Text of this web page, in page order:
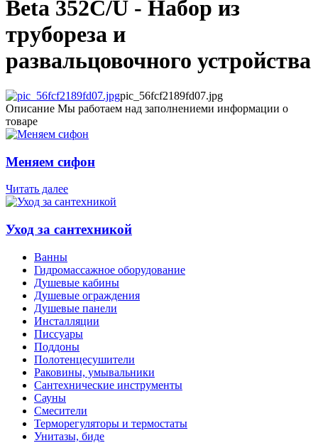
Beta 352C/U - Набор из
трубореза и
развальцовочного устройства
pic_56fcf2189fd07.jpg
Описание Мы работаем над заполнениеми информации о
товаре
Меняем сифон
Читать далее
Уход за сантехникой
Ванны
Гидромассажное оборудование
Душевые кабины
Душевые ограждения
Душевые панели
Инсталляции
Писсуары
Поддоны
Полотенцесушители
Раковины, умывальники
Сантехнические инструменты
Сауны
Смесители
Терморегуляторы и термостаты
Унитазы, биде